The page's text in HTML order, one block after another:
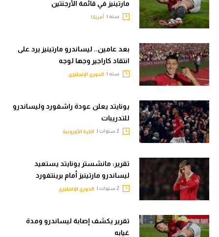
تحليل في الجول
كويز في الجول
فيديو في الجول
مارتينيز في قائمة الأرجنتين
سنه | أمريكا
بعد عامين.. ليساندرو مارتينيز يرد على
انتقاد كاراجير وجها لوجه
سنه | الدوري الإنجليزي
يونايتد يعلن عودة راشفورد وليساندرو
للتدريبات
الكرة الأوروبية
تقرير: مانشستر يونايتد يستعيد
ليساندرو مارتينيز أمام برينتفورد
الدوري الإنجليزي
تقرير يكشف إصابة ليساندرو ومدة
غيابه